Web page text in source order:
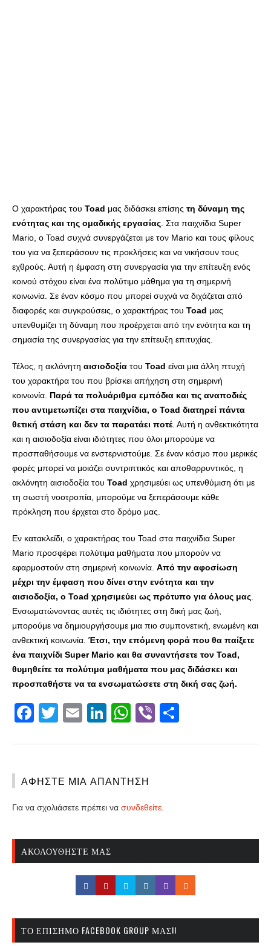
Ο χαρακτήρας του Toad μας διδάσκει επίσης τη δύναμη της
ενότητας και της ομαδικής εργασίας . Στα παιχνίδια Super
Mario, ο Toad συχνά συνεργάζεται με τον Mario και τους φίλους
του για να ξεπεράσουν τις προκλήσεις και να νικήσουν τους
εχθρούς. Αυτή η έμφαση στη συνεργασία για την επίτευξη ενός
κοινού στόχου είναι ένα πολύτιμο μάθημα για τη σημερινή
κοινωνία. Σε έναν κόσμο που μπορεί συχνά να διχάζεται από
διαφορές και συγκρούσεις, ο χαρακτήρας του Toad μας
υπενθυμίζει τη δύναμη που προέρχεται από την ενότητα και τη
σημασία της συνεργασίας για την επίτευξη επιτυχίας.
Τέλος, η ακλόνητη αισιοδοξία του Toad είναι μια άλλη πτυχή
του χαρακτήρα του που βρίσκει απήχηση στη σημερινή
κοινωνία. Παρά τα πολυάριθμα εμπόδια και τις αναποδιές
που αντιμετωπίζει στα παιχνίδια, ο Toad διατηρεί πάντα
θετική στάση και δεν τα παρατάει ποτέ. Αυτή η ανθεκτικότητα
και η αισιοδοξία είναι ιδιότητες που όλοι μπορούμε να
προσπαθήσουμε να ενστερνιστούμε. Σε έναν κόσμο που μερικές
φορές μπορεί να μοιάζει συντριπτικός και αποθαρρυντικός, η
ακλόνητη αισιοδοξία του Toad χρησιμεύει ως υπενθύμιση ότι με
τη σωστή νοοτροπία, μπορούμε να ξεπεράσουμε κάθε
πρόκληση που έρχεται στο δρόμο μας.
Εν κατακλείδι, ο χαρακτήρας του Toad στα παιχνίδια Super
Mario προσφέρει πολύτιμα μαθήματα που μπορούν να
εφαρμοστούν στη σημερινή κοινωνία. Από την αφοσίωση
μέχρι την έμφαση που δίνει στην ενότητα και την
αισιοδοξία, ο Toad χρησιμεύει ως πρότυπο για όλους μας
Ενσωματώνοντας αυτές τις ιδιότητες στη δική μας ζωή,
μπορούμε να δημιουργήσουμε μια πιο συμπονετική, ενωμένη και
ανθεκτική κοινωνία. Έτσι, την επόμενη φορά που θα παίξετε
ένα παιχνίδι Super Mario και θα συναντήσετε τον Toad,
θυμηθείτε τα πολύτιμα μαθήματα που μας διδάσκει και
προσπαθήστε να τα ενσωματώσετε στη δική σας ζωή.
Facebook
Twitter
EmailLinkedIn
WhatsApp
Viber
ΑΦΉΣΤΕ ΜΙΑ ΑΠΆΝΤΗΣΗ
Για να σχολιάσετε πρέπει να συνδεθείτε
ΑΚΟΛΟΥΘΉΣΤΕ ΜΑΣ
ΤΟ ΕΠΊΣΗΜΟ FACEBOOK GROUP ΜΑΣ!!